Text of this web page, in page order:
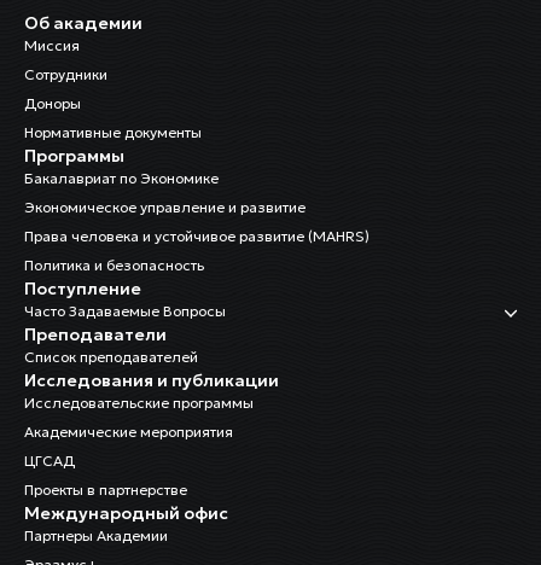
Об академии
Миссия
Сотрудники
Доноры
Нормативные документы
Программы
Бакалавриат по Экономике
Экономическое управление и развитие
Права человека и устойчивое развитие (MAHRS)
Политика и безопасность
Поступление
Часто Задаваемые Вопросы
Преподаватели
Список преподавателей
Исследования и публикации
Исследовательские программы
Академические мероприятия
ЦГСАД
Проекты в партнерстве
Международный офис
Партнеры Академии